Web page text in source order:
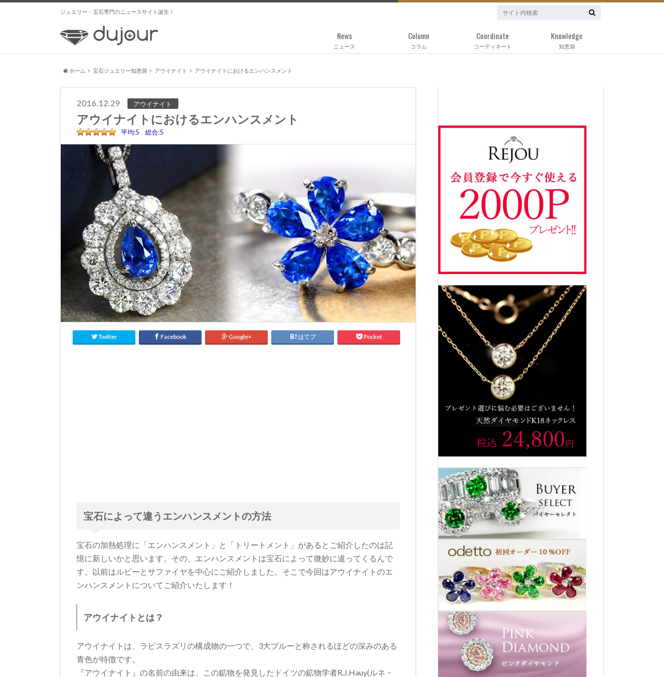
ジュエリー・宝石専門のニュースサイト誕生！
ニュース
News
コラム
Column
コーディネート
Coordinate
知恵袋
Knowledge
ホーム 宝石ジュエリー知恵袋 アウイナイト アウイナイトにおけるエンハンスメント
2016.12.29 アウイナイト
アウイナイトにおけるエンハンスメント
平均:5 総合:5
Twitter Facebook Google+ はてブ Pocket
宝石によって違うエンハンスメントの方法
宝石の加熱処理に「エンハンスメント」と「トリートメント」があるとご紹介したのは記
憶に新しいかと思います。その、エンハンスメントは宝石によって微妙に違ってくるんで
す。以前はルビーとサファイヤを中心にご紹介しました。そこで今回はアウイナイトのエ
ンハンスメントについてご紹介いたします！
アウイナイトとは？
アウイナイトは、ラピスラズリの構成物の一つで、3大ブルーと称されるほどの深みのある
青色が特徴です。
『アウイナイト』の名前の由来は、この鉱物を発見したドイツの鉱物学者R.J.Hauy(ルネ・